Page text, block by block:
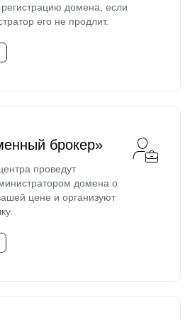
домена, если
его не продлит.
брокер»
проведут
домена о
цене и организуют